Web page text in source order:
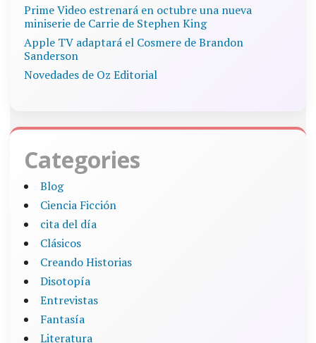
Prime Video estrenará en octubre una nueva
miniserie de Carrie de Stephen King
Apple TV adaptará el Cosmere de Brandon
Sanderson
Novedades de Oz Editorial
Categories
Blog
Ciencia Ficción
cita del día
Clásicos
Creando Historias
Disotopía
Entrevistas
Fantasía
Literatura